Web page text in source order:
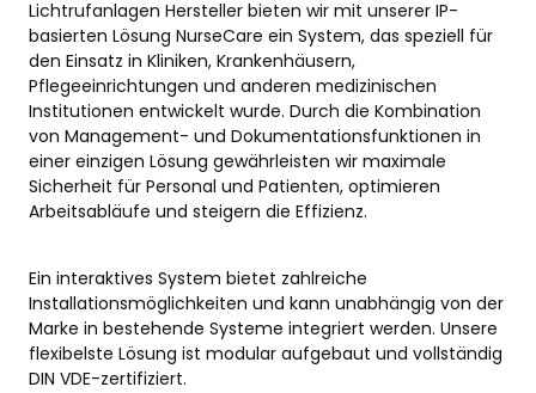
Lichtrufanlagen Hersteller bieten wir mit unserer IP-
basierten Lösung NurseCare ein System, das speziell für
den Einsatz in Kliniken, Krankenhäusern,
Pflegeeinrichtungen und anderen medizinischen
Institutionen entwickelt wurde. Durch die Kombination
von Management- und Dokumentationsfunktionen in
einer einzigen Lösung gewährleisten wir maximale
Sicherheit für Personal und Patienten, optimieren
Arbeitsabläufe und steigern die Effizienz.
Ein interaktives System bietet zahlreiche
Installationsmöglichkeiten und kann unabhängig von der
Marke in bestehende Systeme integriert werden. Unsere
flexibelste Lösung ist modular aufgebaut und vollständig
DIN VDE-zertifiziert.